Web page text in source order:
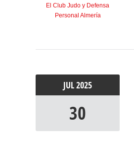
El Club Judo y Defensa
Personal Almería
JUL2025
30